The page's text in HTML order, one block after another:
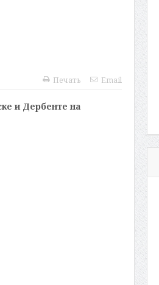
Печать Email
и Дербенте на